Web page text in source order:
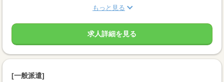
もっと見る
求人詳細を見る
[一般派遣]